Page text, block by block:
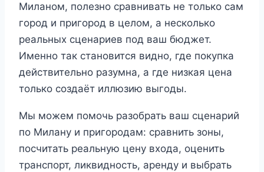
Миланом, полезно сравнивать не только сам
город и пригород в целом, а несколько
реальных сценариев под ваш бюджет.
Именно так становится видно, где покупка
действительно разумна, а где низкая цена
только создаёт иллюзию выгоды.
Мы можем помочь разобрать ваш сценарий
по Милану и пригородам: сравнить зоны,
посчитать реальную цену входа, оценить
транспорт, ликвидность, аренду и выбрать